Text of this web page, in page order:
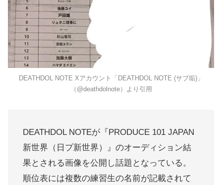
DEATHDOL NOTE Xアカウント「DEATHDOL NOTE (サブ垢)」
（@deathdolnote）より引用
DEATHDOL NOTEが『PRODUCE 101 JAPAN
新世界（日プ新世界）』のオーディション結
果とされる画像を公開し話題となっている。
順位表には複数の練習生の名前が記載されて